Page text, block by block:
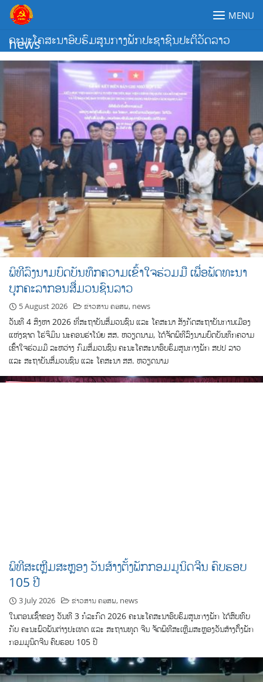
Skip
content
ຄະນະໂຄສະນາອົບຮົມສູນກາງພັກປະຊາຊົນປະຕິວັດລາວ
MENU
news
ພິທີລົງນາມບົດບັນທຶກຄວາມເຂົ້າໃຈຮ່ວມມື ເພື່ອພັດທະນາ
ບຸກຄະລາກອນສື່ມວນຊົນລາວ
5 August 2026 ຂ່າວສານ ຄອສພ, news
ວັນທີ 4 ສິງຫາ 2026 ທີ່ສະຖາບັນສື່ມວນຊົນ ແລະ ໂຄສະນາ ສັງກັດສະຖາບັນການເມືອງ
ແຫ່ງຊາດ ໂຮ່ຈິມິນ ນະຄອນຮ່າໂນ້ຍ ສສ. ຫວຽດນາມ, ໄດ້ຈັດພິທີລົງນາມບົດບັນທຶກຄວາມ
ເຂົ້າໃຈຮ່ວມມື ລະຫວ່າງ ກົມສື່ມວນຊົນ ຄະນະໂຄສະນາອົບຮົມສູນກາງພັກ ສປປ ລາວ
ແລະ ສະຖາບັນສື່ມວນຊົນ ແລະ ໂຄສະນາ ສສ. ຫວຽດນາມ
ພິທີສະເຫຼີມສະຫຼອງ ວັນສ້າງຕັ້ງພັກກອມມູນິດຈີນ ຄົບຮອບ
105 ປີ
3 July 2026 ຂ່າວສານ ຄອສພ, news
ໃນຕອນເຊົ້າຂອງ ວັນທີ 3 ກໍລະກົດ 2026 ຄະນະໂຄສະນາອົບຮົມສູນກາງພັກ ໄດ້ສົບທົບ
ກັບ ຄະນະພົວພັນຕ່າງປະເທດ ແລະ ສະຖານທູດ ຈີນ ຈັດພິທີສະເຫຼີມສະຫຼອງວັນສ້າງຕັ້ງພັກ
ກອມມູນິດຈີນ ຄົບຮອບ 105 ປີ